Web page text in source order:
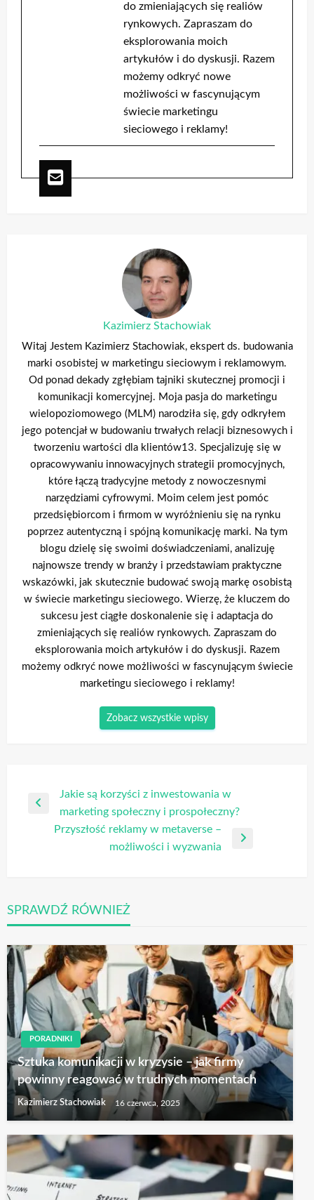
do zmieniających się realiów
rynkowych. Zapraszam do
eksplorowania moich
artykułów i do dyskusji. Razem
możemy odkryć nowe
możliwości w fascynującym
świecie marketingu
sieciowego i reklamy!
Kazimierz Stachowiak
Witaj Jestem Kazimierz Stachowiak, ekspert ds. budowania
marki osobistej w marketingu sieciowym i reklamowym.
Od ponad dekady zgłębiam tajniki skutecznej promocji i
komunikacji komercyjnej. Moja pasja do marketingu
wielopoziomowego (MLM) narodziła się, gdy odkryłem
jego potencjał w budowaniu trwałych relacji biznesowych i
tworzeniu wartości dla klientów13. Specjalizuję się w
opracowywaniu innowacyjnych strategii promocyjnych,
które łączą tradycyjne metody z nowoczesnymi
narzędziami cyfrowymi. Moim celem jest pomóc
przedsiębiorcom i firmom w wyróżnieniu się na rynku
poprzez autentyczną i spójną komunikację marki. Na tym
blogu dzielę się swoimi doświadczeniami, analizuję
najnowsze trendy w branży i przedstawiam praktyczne
wskazówki, jak skutecznie budować swoją markę osobistą
w świecie marketingu sieciowego. Wierzę, że kluczem do
sukcesu jest ciągłe doskonalenie się i adaptacja do
zmieniających się realiów rynkowych. Zapraszam do
eksplorowania moich artykułów i do dyskusji. Razem
możemy odkryć nowe możliwości w fascynującym świecie
marketingu sieciowego i reklamy!
Zobacz wszystkie wpisy
Nawigacja
wpisu
Poprzedni
Jakie są korzyści z inwestowania w
marketing społeczny i prospołeczny?
Przyszłość reklamy w metaverse –
możliwości i wyzwania
SPRAWDŹ RÓWNIEŻ
PORADNIKI
Sztuka komunikacji w kryzysie – jak firmy
powinny reagować w trudnych momentach
Kazimierz Stachowiak 16 czerwca, 2025